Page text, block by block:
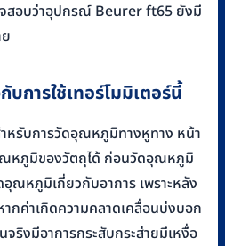
สอบว่าอุปกรณ์ Beurer ft65 ยังมี
การใช้เทอร์โมมิเตอร์นี้
หรับการวัดอุณหภูมิทางหูทาง หน้า
ณหภูมิของวัตถุได้ ก่อนวัดอุณหภูมิ
ณหภูมิเกี่ยวกับอาการ เพราะหลัง
กค่าเกิดความคลาดเคลื่อนบ่งบอก
ริงมีอาการกระสับกระส่ายมีเหงื่อ